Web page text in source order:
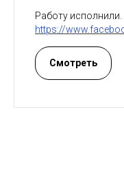
Работу исполнили.
https://
Смотреть